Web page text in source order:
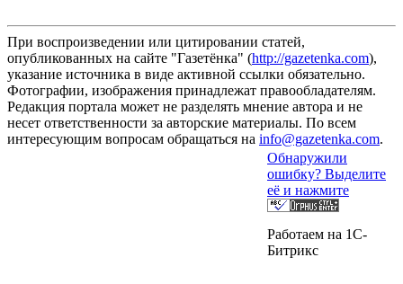
При воспроизведении или цитировании статей,
опубликованных на сайте "Газетёнка" (http://gazetenka.com),
указание источника в виде активной ссылки обязательно.
Фотографии, изображения принадлежат правообладателям.
Редакция портала может не разделять мнение автора и не
несет ответственности за авторские материалы. По всем
интересующим вопросам обращаться на info@gazetenka.com.
Обнаружили
ошибку? Выделите
её и нажмите
Работаем на 1C-
Битрикс